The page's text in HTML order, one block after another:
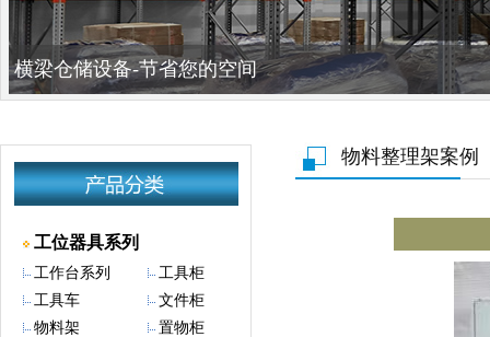
横梁仓储设备-节省您的空间
工位器具系列
工作台系列
工具柜
工具车
文件柜
物料架
置物柜
物料整理架案例